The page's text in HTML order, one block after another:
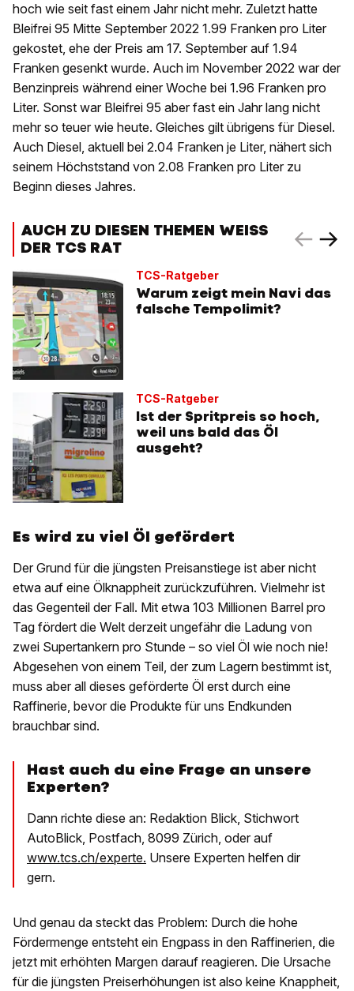
hoch wie seit fast einem Jahr nicht mehr. Zuletzt hatte
Bleifrei 95 Mitte September 2022 1.99 Franken pro Liter
gekostet, ehe der Preis am 17. September auf 1.94
Franken gesenkt wurde. Auch im November 2022 war der
Benzinpreis während einer Woche bei 1.96 Franken pro
Liter. Sonst war Bleifrei 95 aber fast ein Jahr lang nicht
mehr so teuer wie heute. Gleiches gilt übrigens für Diesel.
Auch Diesel, aktuell bei 2.04 Franken je Liter, nähert sich
seinem Höchststand von 2.08 Franken pro Liter zu
Beginn dieses Jahres.
AUCH ZU DIESEN THEMEN WEISS
DER TCS RAT
TCS-Ratgeber
Warum zeigt mein Navi das
falsche Tempolimit?
TCS-Ratgeber
Ist der Spritpreis so hoch,
weil uns bald das Öl
ausgeht?
Es wird zu viel Öl gefördert
Der Grund für die jüngsten Preisanstiege ist aber nicht
etwa auf eine Ölknappheit zurückzuführen. Vielmehr ist
das Gegenteil der Fall. Mit etwa 103 Millionen Barrel pro
Tag fördert die Welt derzeit ungefähr die Ladung von
zwei Supertankern pro Stunde – so viel Öl wie noch nie!
Abgesehen von einem Teil, der zum Lagern bestimmt ist,
muss aber all dieses geförderte Öl erst durch eine
Raffinerie, bevor die Produkte für uns Endkunden
brauchbar sind.
Hast auch du eine Frage an unsere
Experten?
Dann richte diese an: Redaktion Blick, Stichwort
AutoBlick, Postfach, 8099 Zürich, oder auf
www.tcs.ch/experte. Unsere Experten helfen dir
gern.
Und genau da steckt das Problem: Durch die hohe
Fördermenge entsteht ein Engpass in den Raffinerien, die
jetzt mit erhöhten Margen darauf reagieren. Die Ursache
für die jüngsten Preiserhöhungen ist also keine Knappheit,